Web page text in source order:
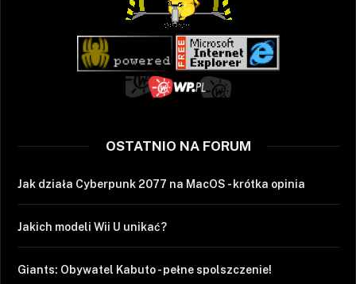
OSTATNIO NA FORUM
Jak działa Cyberpunk 2077 na MacOS - krótka opinia
Jakich modeli Wii U unikać?
Giants: Obywatel Kabuto - pełne spolszczenie!